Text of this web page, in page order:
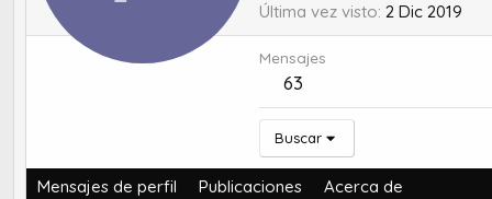
Última vez visto 2 Dic 2019
Mensajes
63
Buscar
Mensajes de perfil Publicaciones Acerca de